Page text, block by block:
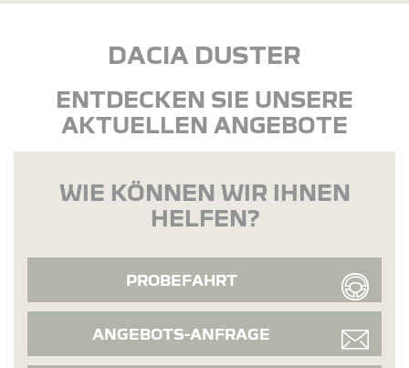
DACIA DUSTER
ENTDECKEN SIE UNSERE
AKTUELLEN ANGEBOTE
WIE KÖNNEN WIR IHNEN
HELFEN?
PROBEFAHRT
ANGEBOTS-ANFRAGE